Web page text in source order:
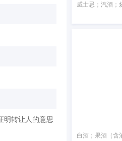
明转让人的意思